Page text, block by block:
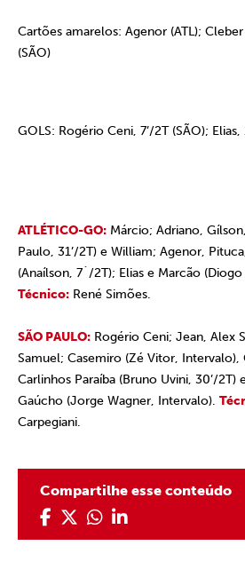
Cartões amarelos: Agenor (ATL);
(SÃO)
GOLS: Rogério Ceni, 7’/2T (SÃO); Elias,
ATLÉTICO-GO: Márcio; Adriano,
Paulo, 31’/2T) e William; Agenor,
(Anaílson, 7´/2T); Elias e Marcão (Diogo
Técnico: René Simões.
SÃO PAULO: Rogério Ceni; Jean, Alex
Samuel; Casemiro (Zé Vitor, Intervalo),
Carlinhos Paraíba (Bruno Uvini, 30’/2T)
Gaúcho (Jorge Wagner, Intervalo).
Carpegiani.
Compartilhe esse conteúdo